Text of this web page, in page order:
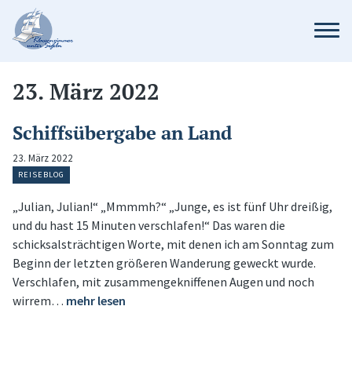
23. März 2022
Schiffsübergabe an Land
23. März 2022
REISEBLOG
„Julian, Julian!“ „Mmmmh?“ „Junge, es ist fünf Uhr dreißig,
und du hast 15 Minuten verschlafen!“ Das waren die
schicksalsträchtigen Worte, mit denen ich am Sonntag zum
Beginn der letzten größeren Wanderung geweckt wurde.
Verschlafen, mit zusammengekniffenen Augen und noch
wirrem… mehr lesen